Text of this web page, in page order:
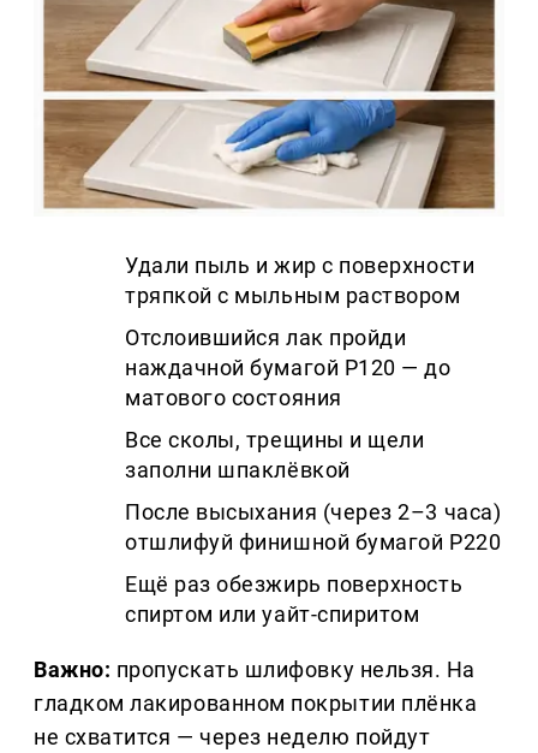
Удали пыль и жир с поверхности
тряпкой с мыльным раствором
Отслоившийся лак пройди
наждачной бумагой P120 — до
матового состояния
Все сколы, трещины и щели
заполни шпаклёвкой
После высыхания (через 2–3 часа)
отшлифуй финишной бумагой P220
Ещё раз обезжирь поверхность
спиртом или уайт-спиритом
Важно: пропускать шлифовку нельзя. На
гладком лакированном покрытии плёнка
не схватится — через неделю пойдут